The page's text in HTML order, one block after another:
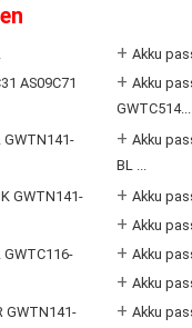
+Akku
AS09C71 +Akku
GWTC514...
+Akku
BL ...
GWTN141- +Akku
+Akku
+Akku
+Akku
GWTN141- +Akku